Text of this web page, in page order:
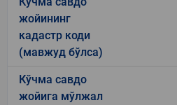
жойининг
кадастр коди
(мавжуд бўлса)
Кўчма савдо
жойига мўлжал